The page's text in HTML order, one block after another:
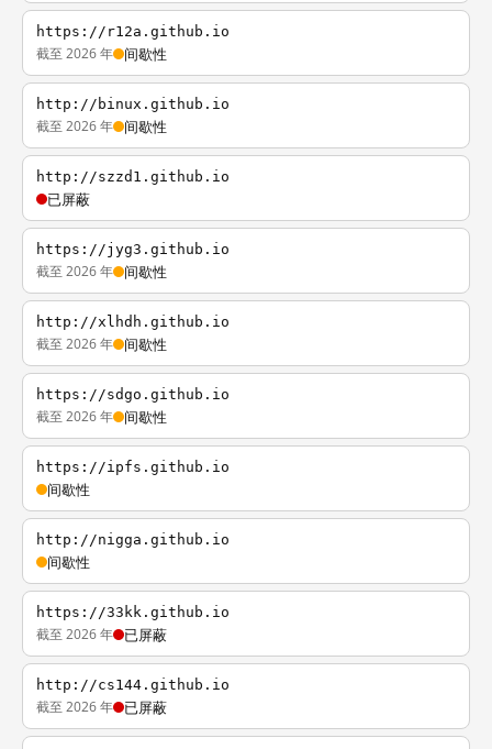
https://r12a.github.io
截至 2026 年 间歇性
http://binux.github.io
截至 2026 年 间歇性
http://szzd1.github.io
已屏蔽
https://jyg3.github.io
截至 2026 年 间歇性
http://xlhdh.github.io
截至 2026 年 间歇性
https://sdgo.github.io
截至 2026 年 间歇性
https://ipfs.github.io
间歇性
http://nigga.github.io
间歇性
https://33kk.github.io
截至 2026 年 已屏蔽
http://cs144.github.io
截至 2026 年 已屏蔽